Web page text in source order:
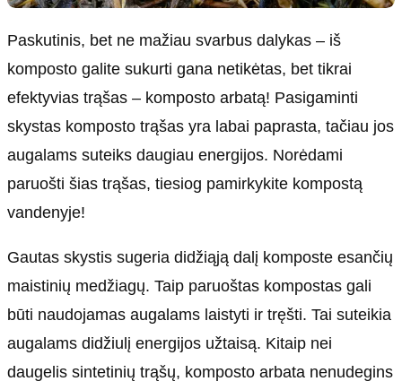
Paskutinis, bet ne mažiau svarbus dalykas – iš
komposto galite sukurti gana netikėtas, bet tikrai
efektyvias trąšas – komposto arbatą! Pasigaminti
skystas komposto trąšas yra labai paprasta, tačiau jos
augalams suteiks daugiau energijos. Norėdami
paruošti šias trąšas, tiesiog pamirkykite kompostą
vandenyje!
Gautas skystis sugeria didžiąją dalį komposte esančių
maistinių medžiagų. Taip paruoštas kompostas gali
būti naudojamas augalams laistyti ir tręšti. Tai suteikia
augalams didžiulį energijos užtaisą. Kitaip nei
daugelis sintetinių trąšų, komposto arbata nenudegins